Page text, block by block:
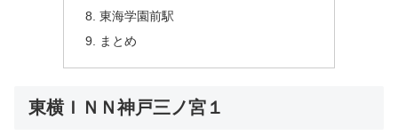
東海学園前駅
まとめ
東横ＩＮＮ神戸三ノ宮１